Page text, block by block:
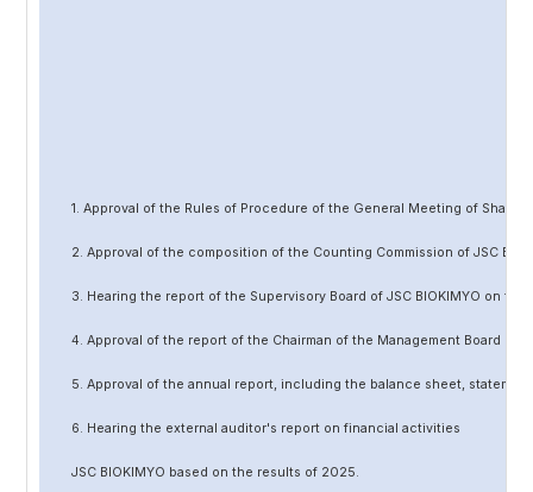
1. Approval of the Rules of Procedure of the General Meeting of
2. Approval of the composition of the Counting Commission of JSC
3. Hearing the report of the Supervisory Board of JSC BIOKIMYO on
4. Approval of the report of the Chairman of the Management Board
5. Approval of the annual report, including the balance sheet,
6. Hearing the external auditor's report on financial activities
JSC BIOKIMYO based on the results of 2025.